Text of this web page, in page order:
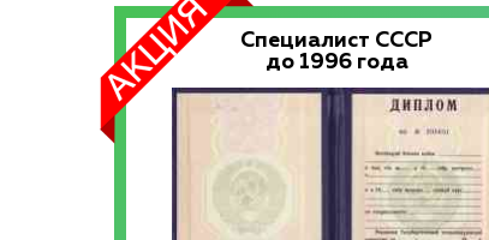
Специалист СССР
до 1996 года